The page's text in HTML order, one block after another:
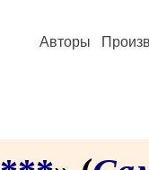
Авторы